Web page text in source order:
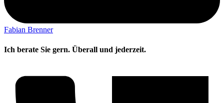
Fabian Brenner
Ich berate Sie gern. Überall und jederzeit.